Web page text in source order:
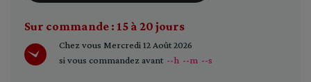
Sur commande : 15 à 20 jours
Chez vous Mercredi 12 Août 2026
si vous commandez avant --h --m --s